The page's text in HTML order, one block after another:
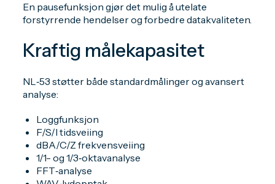
En pausefunksjon gjør det mulig å utelate
forstyrrende hendelser og forbedre datakvaliteten.
Kraftig målekapasitet
NL‑53 støtter både standardmålinger og avansert
analyse:
Loggfunksjon
F/S/I tidsveiing
dBA/C/Z frekvensveiing
1/1- og 1/3‑oktavanalyse
FFT‑analyse